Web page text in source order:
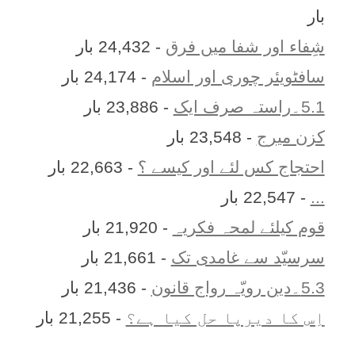
بار
شِفاء اور شفا میں فرق - 24,432 بار
سافٹویئر چوری اور اسلام - 24,174 بار
5.1۔راستہ صرف ایک
- 23,886 بار
کزن ميرج - 23,548 بار
احتجاج کس لئے اور کیسے ؟ - 22,663 بار
- 22,547 بار
قوم کیلئے لمحہ فکریہ
- 21,920 بار
سرسیّد سے غامدی تک - 21,661 بار
5.3۔دین رویّہ رواج قانون
- 21,436 بار
اِس کا ديرپا حل کيا ہے؟ - 21,255 بار